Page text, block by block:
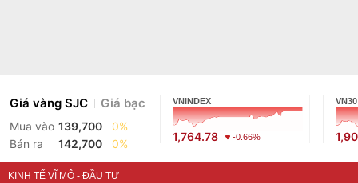
Giá vàng SJC Giá bạc
Mua vào 139,700
0%
Bán ra
142,700 0%
VNINDEX
1,764.78 -0.66%
VN30
KINH TẾ VĨ MÔ - ĐẦU TƯ